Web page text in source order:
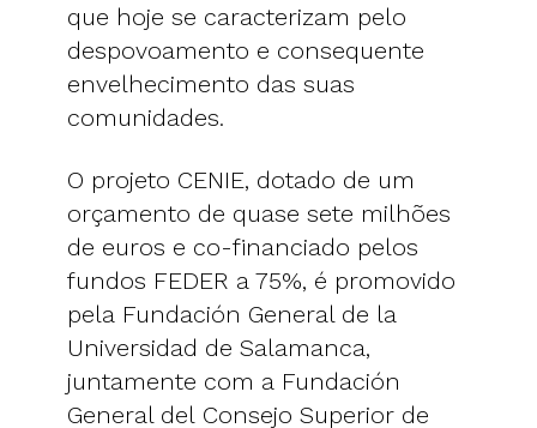
que hoje se caracterizam pelo
despovoamento e consequente
envelhecimento das suas
comunidades.
O projeto CENIE, dotado de um
orçamento de quase sete milhões
de euros e co-financiado pelos
fundos FEDER a 75%, é promovido
pela Fundación General de la
Universidad de Salamanca,
juntamente com a Fundación
General del Consejo Superior de